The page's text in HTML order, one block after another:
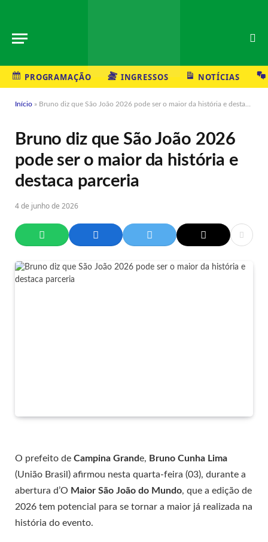
PROGRAMAÇÃO INGRESSOS NOTÍCIAS
Início » Bruno diz que São João 2026 pode ser o maior da história e destaca parceria
Bruno diz que São João 2026
pode ser o maior da história e
destaca parceria
4 de junho de 2026
O prefeito de Campina Grande, Bruno Cunha Lima
(União Brasil) afirmou nesta quarta-feira (03), durante a
abertura d’O Maior São João do Mundo, que a edição de
2026 tem potencial para se tornar a maior já realizada na
história do evento.